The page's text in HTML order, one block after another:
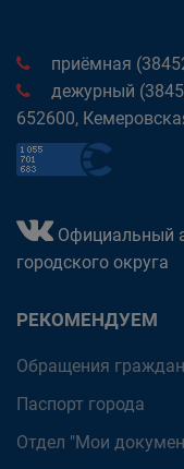
приёмная
дежурный
652600,
Официальный
городского округа
РЕКОМЕНДУЕМ
Обращения граждан
Паспорт города
Отдел "Мои